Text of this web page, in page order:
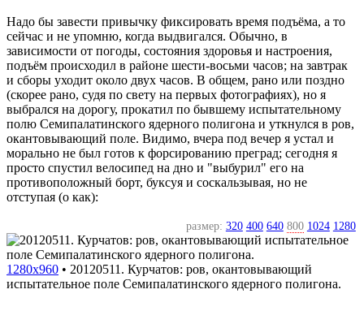
Надо бы завести привычку фиксировать время подъёма, а то
сейчас и не упомню, когда выдвигался. Обычно, в
зависимости от погоды, состояния здоровья и настроения,
подъём происходил в районе шести-восьми часов; на завтрак
и сборы уходит около двух часов. В общем, рано или поздно
(скорее рано, судя по свету на первых фотографиях), но я
выбрался на дорогу, прокатил по бывшему испытательному
полю Семипалатинского ядерного полигона и уткнулся в ров,
окантовывающий поле. Видимо, вчера под вечер я устал и
морально не был готов к форсированию преград; сегодня я
просто спустил велосипед на дно и "выбурил" его на
противоположный борт, буксуя и соскальзывая, но не
отступая (о как):
размер: 320 400 640 800 1024 1280
1280x960 • 20120511. Курчатов: ров, окантовывающий
испытательное поле Семипалатинского ядерного полигона.